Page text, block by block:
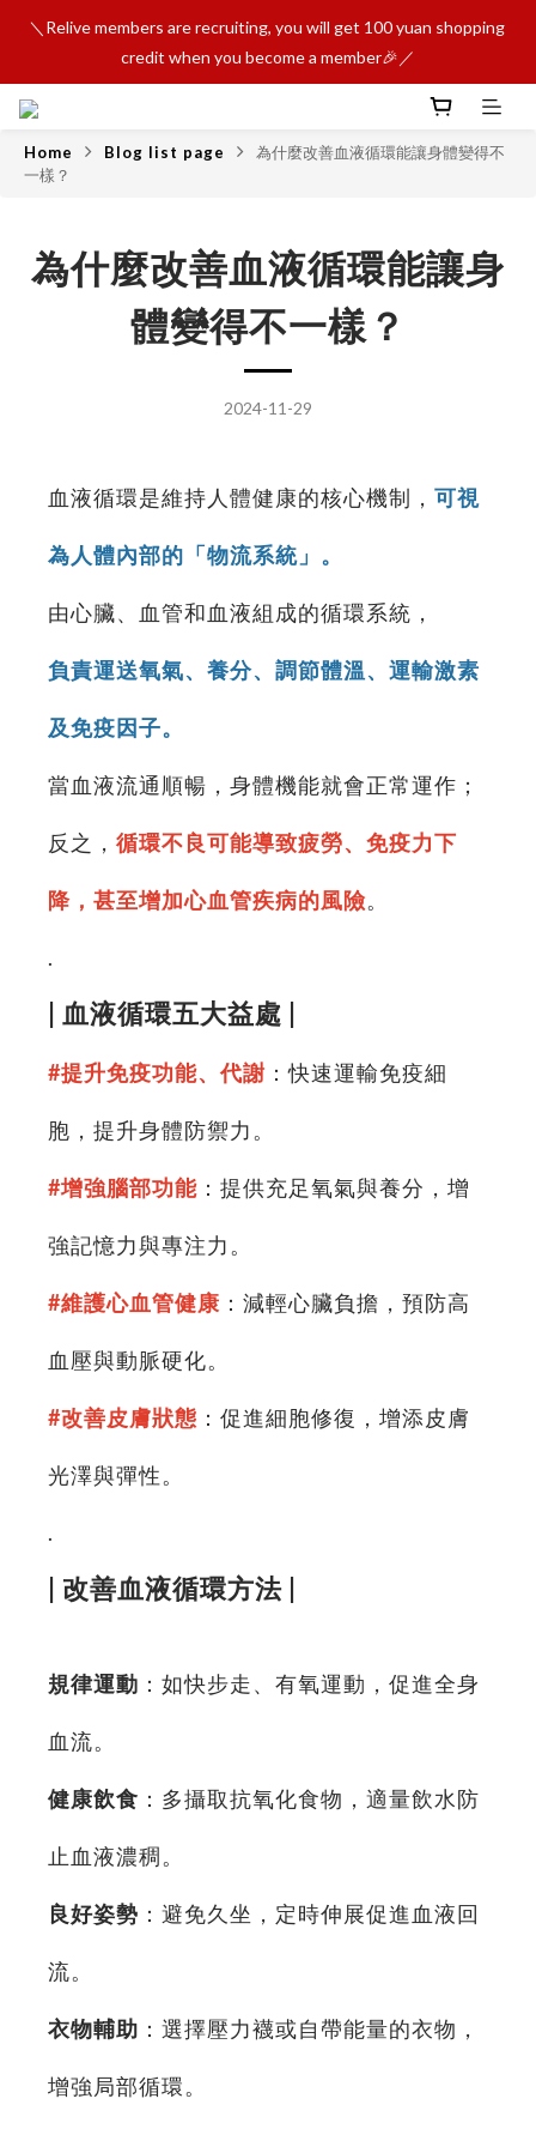
＼Relive members are recruiting, you will get 100 yuan shopping
credit when you become a member🎉／
Home Blog list page
為什麼改善血液循環能讓身體變得不
一樣？
為什麼改善血液循環能讓身
體變得不一樣？
2024-11-29
血液循環是維持人體健康的核心機制， 可視
為人體內部的「物流系統」。
由心臟、血管和血液組成的循環系統，
負責運送氧氣、養分、調節體溫、運輸激素
及免疫因子。
當血液流通順暢，身體機能就會正常運作；
反之， 循環不良可能導致疲勞、免疫力下
降，甚至增加心血管疾病的風險。
.
| 血液循環五大益處 |
#提升免疫功能、代謝 ：快速運輸免疫細
胞，提升身體防禦力。
#增強腦部功能 ：提供充足氧氣與養分，增
強記憶力與專注力。
#維護心血管健康 ：減輕心臟負擔，預防高
血壓與動脈硬化。
#改善皮膚狀態 ：促進細胞修復，增添皮膚
光澤與彈性。
.
| 改善血液循環方法 |
規律運動 ：如快步走、有氧運動，促進全身
血流。
健康飲食 ：多攝取抗氧化食物，適量飲水防
止血液濃稠。
良好姿勢 ：避免久坐，定時伸展促進血液回
流。
衣物輔助 ：選擇壓力襪或自帶能量的衣物，
增強局部循環。